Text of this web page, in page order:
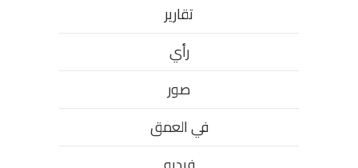
تقارير
رأي
صور
في العمق